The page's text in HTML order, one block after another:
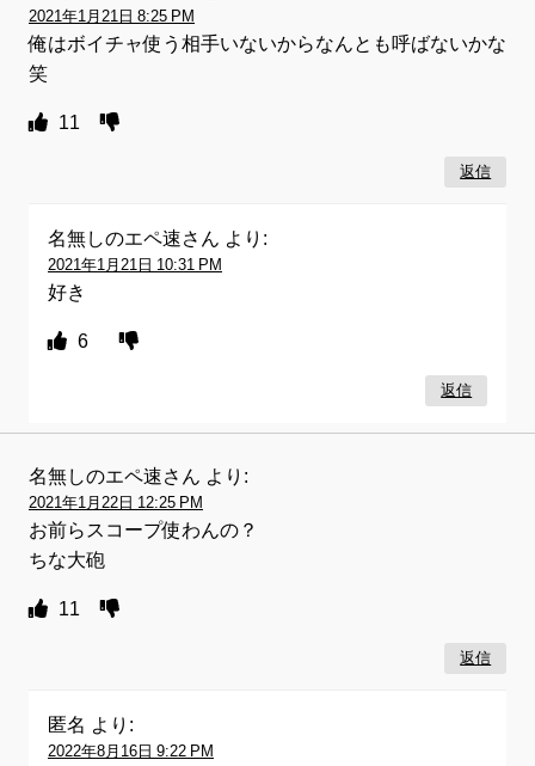
2021年1月21日 8:25 PM
俺はボイチャ使う相手いないからなんとも呼ばないかな
笑
11
返信
名無しのエペ速さん より:
2021年1月21日 10:31 PM
好き
6
返信
名無しのエペ速さん より:
2021年1月22日 12:25 PM
お前らスコープ使わんの？
ちな大砲
11
返信
匿名 より:
2022年8月16日 9:22 PM